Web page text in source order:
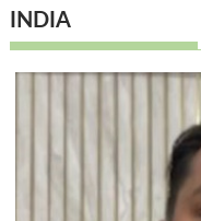
INDIA